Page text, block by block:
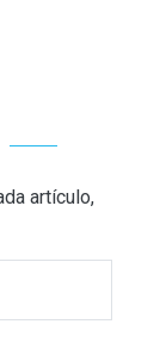
artículo,